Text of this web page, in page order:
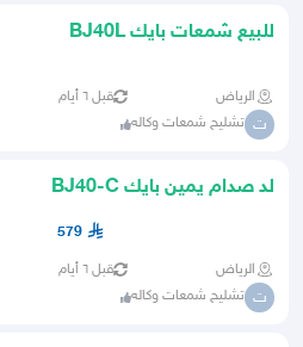
للبيع شمعات بايك BJ40L
الرياض قبل ٦ أيام
ت تشليح شمعات وكاله
لد صدام يمين بايك BJ40-C
579
الرياض قبل ٦ أيام
ت تشليح شمعات وكاله